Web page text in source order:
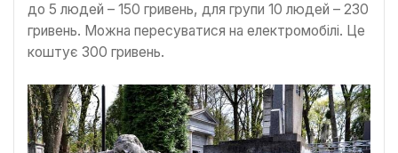
до 5 людей – 150 гривень, для групи 10 людей – 230
гривень. Можна пересуватися на електромобілі. Це
коштує 300 гривень.